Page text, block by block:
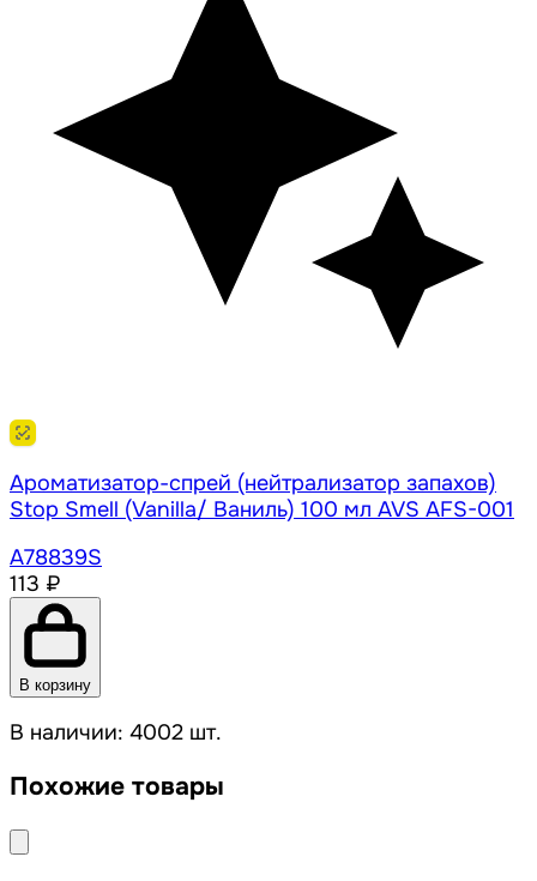
Ароматизатор-спрей (нейтрализатор запахов)
Stop Smell (Vanilla/ Ваниль) 100 мл AVS AFS-001
A78839S
113 ₽
В корзину
В наличии: 4002 шт.
Похожие товары